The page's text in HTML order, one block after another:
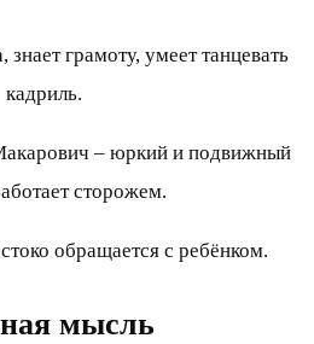
грамоту, умеет танцевать
кадриль.
– юркий и подвижный
сторожем.
обращается с ребёнком.
мысль